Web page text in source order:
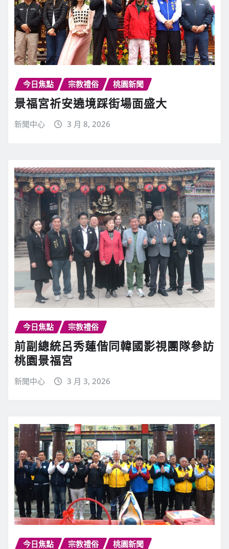
今日焦點 宗教禮俗 桃園新聞
景福宮祈安遶境踩街場面盛大
新聞中心 3 月 8, 2026
今日焦點 宗教禮俗
前副總統呂秀蓮偕同韓國影視團隊參訪
桃園景福宮
新聞中心 3 月 3, 2026
今日焦點 宗教禮俗 桃園新聞